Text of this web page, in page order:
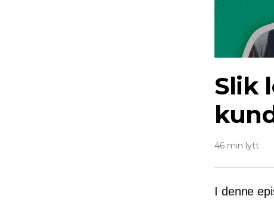
Slik
46 min lytt
I denne